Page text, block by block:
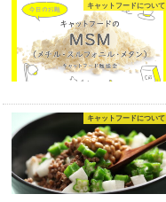
キャットフードについて
キャットフードについて